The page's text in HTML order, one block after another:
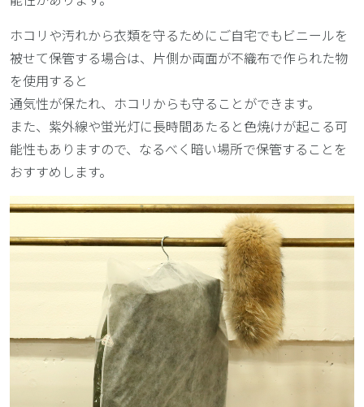
ホコリや汚れから衣類を守るためにご自宅でもビニールを
被せて保管する場合は、片側か両面が不織布で作られた物
を使用すると
通気性が保たれ、ホコリからも守ることができます。
また、紫外線や蛍光灯に長時間あたると色焼けが起こる可
能性もありますので、なるべく暗い場所で保管することを
おすすめします。